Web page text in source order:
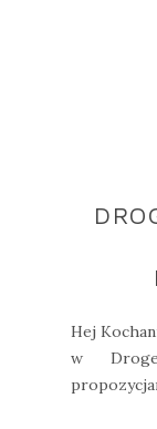
Hej
w